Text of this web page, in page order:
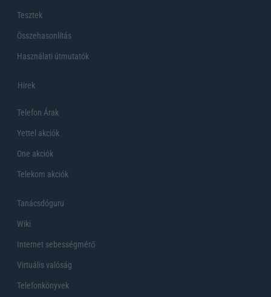
Tesztek
Összehasonlítás
Használati útmutatók
Hirek
Telefon Árak
Yettel akciók
One akciók
Telekom akciók
Tanácsdóguru
Wiki
Internet sebességmérő
Virtuális valóság
Telefonkönyvek